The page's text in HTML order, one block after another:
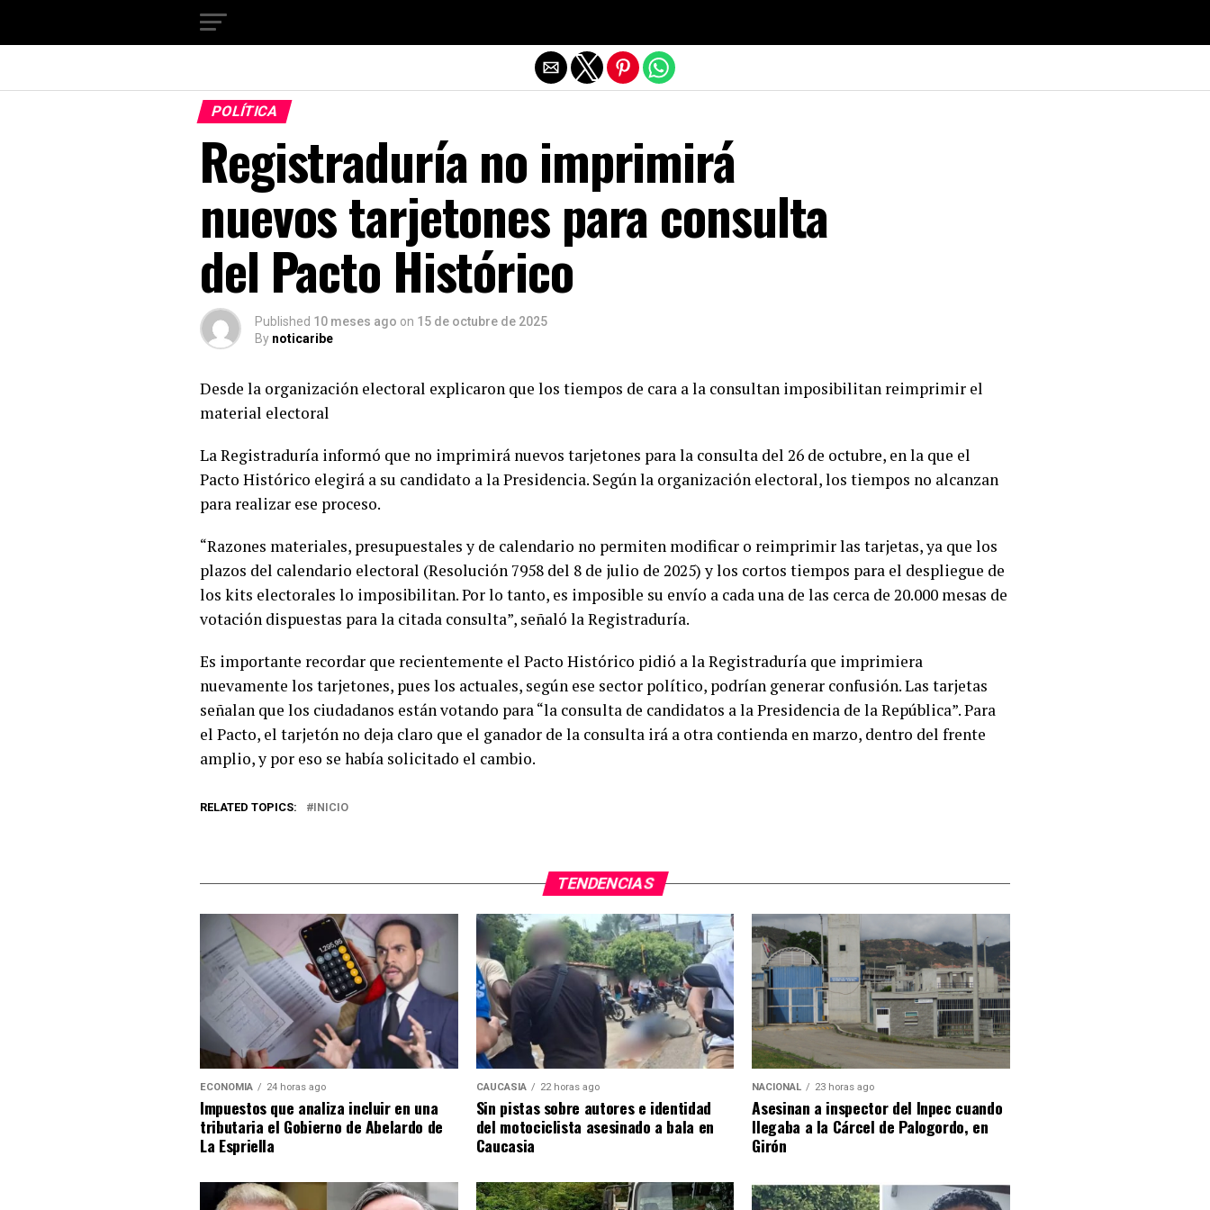
POLÍTICA
Registraduría no imprimirá
nuevos tarjetones para consulta
del Pacto Histórico
Published 10 meses ago on 15 de octubre de 2025
By noticaribe
Desde la organización electoral explicaron que los tiempos de cara a la consultan imposibilitan reimprimir el
material electoral
La Registraduría informó que no imprimirá nuevos tarjetones para la consulta del 26 de octubre, en la que el
Pacto Histórico elegirá a su candidato a la Presidencia. Según la organización electoral, los tiempos no alcanzan
para realizar ese proceso.
“Razones materiales, presupuestales y de calendario no permiten modificar o reimprimir las tarjetas, ya que los
plazos del calendario electoral (Resolución 7958 del 8 de julio de 2025) y los cortos tiempos para el despliegue de
los kits electorales lo imposibilitan. Por lo tanto, es imposible su envío a cada una de las cerca de 20.000 mesas de
votación dispuestas para la citada consulta”, señaló la Registraduría.
Es importante recordar que recientemente el Pacto Histórico pidió a la Registraduría que imprimiera
nuevamente los tarjetones, pues los actuales, según ese sector político, podrían generar confusión. Las tarjetas
señalan que los ciudadanos están votando para “la consulta de candidatos a la Presidencia de la República”. Para
el Pacto, el tarjetón no deja claro que el ganador de la consulta irá a otra contienda en marzo, dentro del frente
amplio, y por eso se había solicitado el cambio.
RELATED TOPICS: INICIO
TENDENCIAS
ECONOMIA 24 horas ago
Impuestos que analiza incluir en una
tributaria el Gobierno de Abelardo de
La Espriella
CAUCASIA 22 horas ago
Sin pistas sobre autores e identidad
del motociclista asesinado a bala en
Caucasia
NACIONAL 23 horas ago
Asesinan a inspector del Inpec cuando
llegaba a la Cárcel de Palogordo, en
Girón